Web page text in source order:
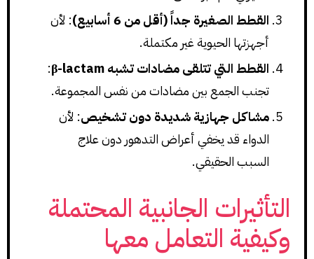
القطط الصغيرة جداً (أقل من 6 أسابيع)
: لأن
أجهزتها الحيوية غير مكتملة.
القطط التي تتلقى مضادات تشبه β-lactam
:
تجنب الجمع بين مضادات من نفس المجموعة.
مشاكل جهازية شديدة دون تشخيص: لأن
الدواء قد يخفي أعراض التدهور دون علاج
السبب الحقيقي.
التأثيرات الجانبية المحتملة
وكيفية التعامل معها